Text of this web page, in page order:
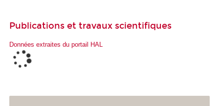
Publications et travaux scientifiques
Données extraites du portail HAL